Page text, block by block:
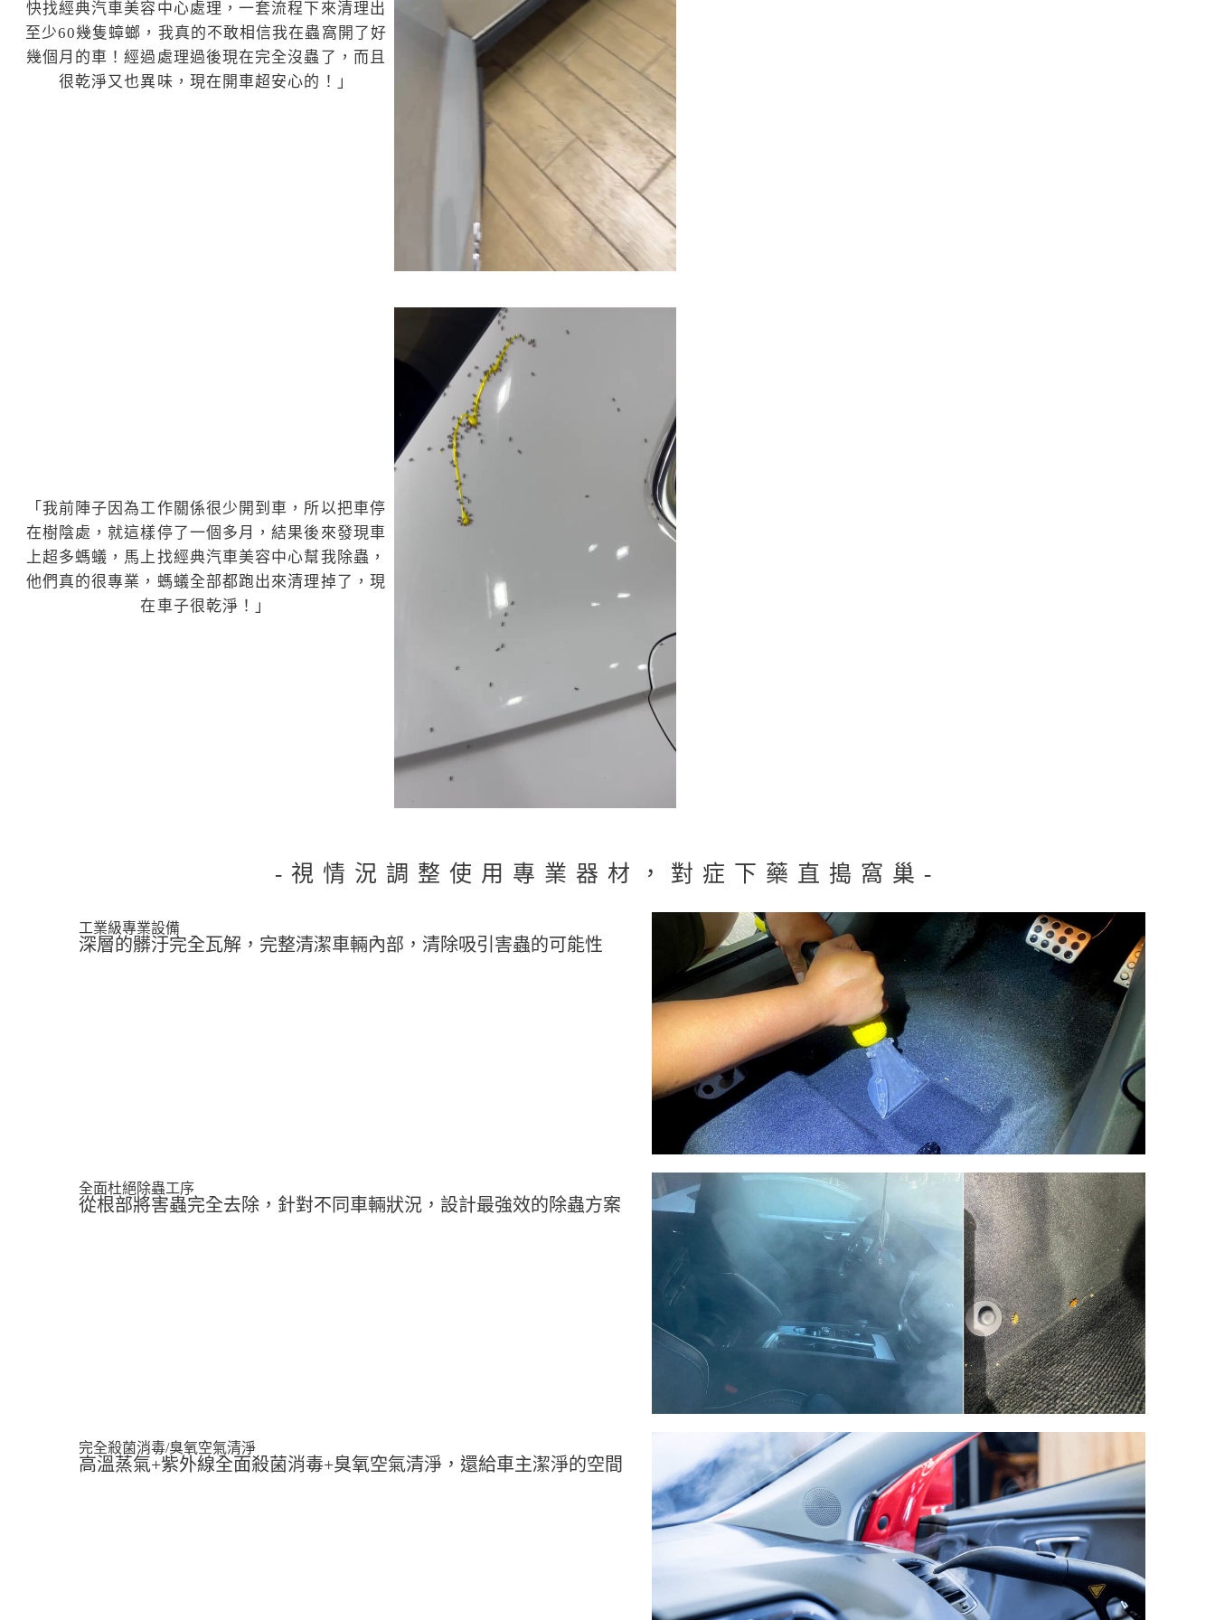
快找經典汽車美容中心處理，一套流程下來清理出
至少60幾隻蟑螂，我真的不敢相信我在蟲窩開了好
幾個月的車！經過處理過後現在完全沒蟲了，而且
很乾淨又也異味，現在開車超安心的！」
「我前陣子因為工作關係很少開到車，所以把車停
在樹陰處，就這樣停了一個多月，結果後來發現車
上超多螞蟻，馬上找經典汽車美容中心幫我除蟲，
他們真的很專業，螞蟻全部都跑出來清理掉了，現
在車子很乾淨！」
-視情況調整使用專業器材，對症下藥直搗窩巢-
工業級專業設備
深層的髒汙完全瓦解，完整清潔車輛內部，清除吸引害蟲的可能性
全面杜絕除蟲工序
從根部將害蟲完全去除，針對不同車輛狀況，設計最強效的除蟲方案
完全殺菌消毒/臭氧空氣清淨
高溫蒸氣+紫外線全面殺菌消毒+臭氧空氣清淨，還給車主潔淨的空間